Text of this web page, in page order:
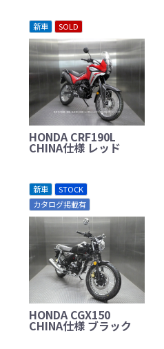
新車 SOLD
HONDA CRF190L
CHINA仕様 レッド
新車
STOCK
カタログ掲載有
HONDA CGX150
CHINA仕様 ブラック